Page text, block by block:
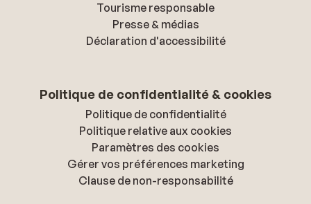
Tourisme responsable
Presse & médias
Déclaration d'accessibilité
Politique de confidentialité & cookies
Politique de confidentialité
Politique relative aux cookies
Paramètres des cookies
Gérer vos préférences marketing
Clause de non-responsabilité